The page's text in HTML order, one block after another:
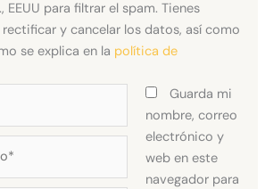
para filtrar el spam. Tienes
y cancelar los datos, así como
se explica en la política de
Guarda mi
nombre, correo
electrónico y
web en este
navegador para